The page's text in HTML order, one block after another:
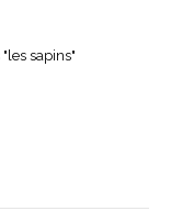
sapins"